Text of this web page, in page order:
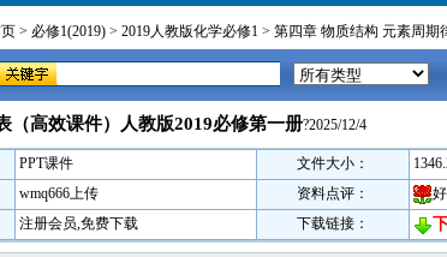
> 必修1(2019) > 2019人教版化学必修1 > 第四章 物质结构 元素周期
（高效课件）人教版2019必修第一册?2025/12/4
PPT课件 文件大小：
wmq666上传 资料点评：
注册会员,免费下载 下载链接：